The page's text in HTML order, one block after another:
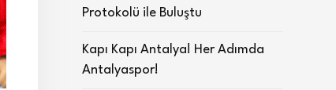
Protokolü ile Buluştu
Kapı Kapı Antalya! Her Adımda
Antalyaspor!